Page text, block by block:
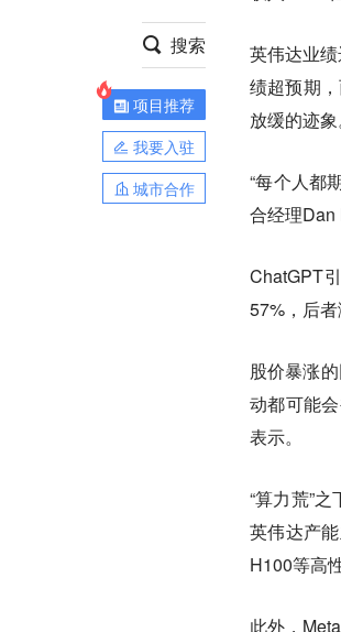
搜索
项目推荐
我要入驻
城市合作
英伟达业
绩超预期
放缓的迹象
“每个人都
合经理Dan
ChatGPT
57%，后
股价暴涨
动都可能
表示。
“算力荒”
英伟达产
H100等高
此外，